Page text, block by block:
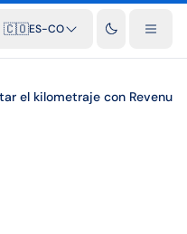
Distancias entre
🇨🇴ES-CO
el kilometraje con Revenu